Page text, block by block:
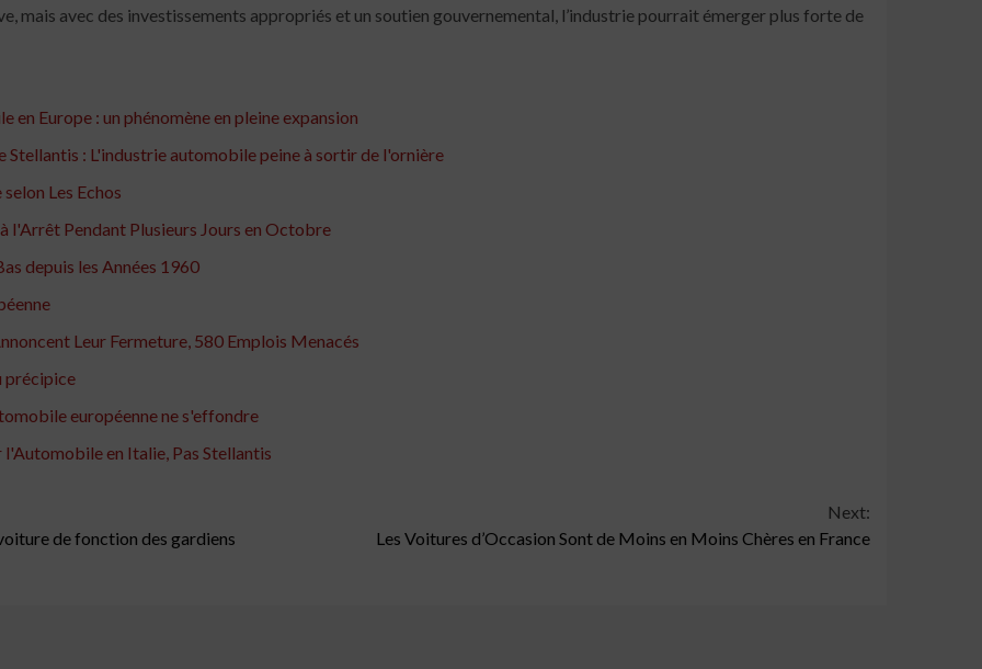
mais avec des investissements appropriés et un soutien gouvernemental, l’industrie pourrait émerger plus forte de
en Europe : un phénomène en pleine expansion
Stellantis : L'industrie automobile peine à sortir de l'ornière
Les Echos
l'Arrêt Pendant Plusieurs Jours en Octobre
depuis les Années 1960
Leur Fermeture, 580 Emplois Menacés
précipice
européenne ne s'effondre
l'Automobile en Italie, Pas Stellantis
de fonction des gardiens
Next:
Les Voitures d’Occasion Sont de Moins en Moins Chères en France